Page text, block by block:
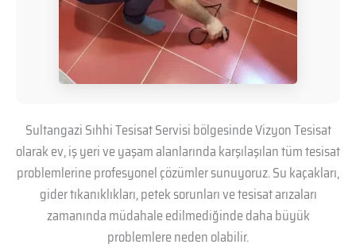
Sultangazi Sıhhi Tesisat Servisi bölgesinde Vizyon Tesisat
olarak ev, iş yeri ve yaşam alanlarında karşılaşılan tüm tesisat
problemlerine profesyonel çözümler sunuyoruz. Su kaçakları,
gider tıkanıklıkları, petek sorunları ve tesisat arızaları
zamanında müdahale edilmediğinde daha büyük
problemlere neden olabilir.